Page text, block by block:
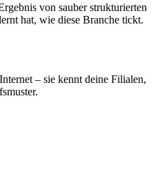
von sauber strukturierten
hat, wie diese Branche tickt.
– sie kennt deine Filialen,